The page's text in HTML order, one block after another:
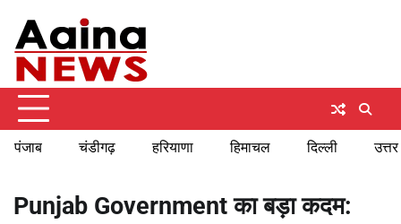
content
पंजाब चंडीगढ़ हरियाणा हिमाचल दिल्ली
Punjab Government का बड़ा कदम: